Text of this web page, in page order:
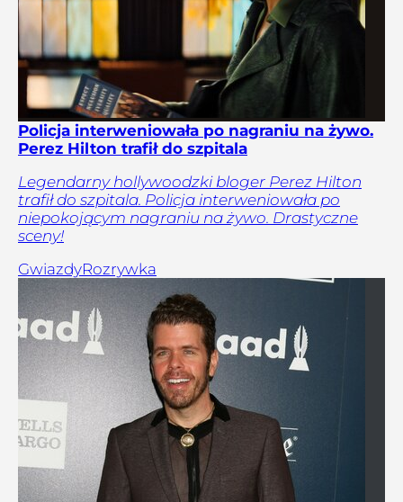
Policja interweniowała po nagraniu na żywo.
Perez Hilton trafił do szpitala
Legendarny hollywoodzki bloger Perez Hilton
trafił do szpitala. Policja interweniowała po
niepokojącym nagraniu na żywo. Drastyczne
sceny!
GwiazdyRozrywka